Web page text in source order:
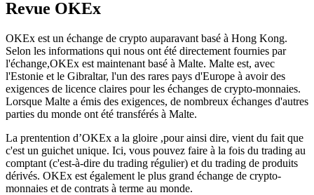
Revue OKEx
OKEx est un échange de crypto auparavant basé à Hong Kong.
Selon les informations qui nous ont été directement fournies par
l'échange,OKEx est maintenant basé à Malte. Malte est, avec
l'Estonie et le Gibraltar, l'un des rares pays d'Europe à avoir des
exigences de licence claires pour les échanges de crypto-monnaies.
Lorsque Malte a émis des exigences, de nombreux échanges d'autres
parties du monde ont été transférés à Malte.
La prentention d’OKEx a la gloire ,pour ainsi dire, vient du fait que
c'est un guichet unique. Ici, vous pouvez faire à la fois du trading au
comptant (c'est-à-dire du trading régulier) et du trading de produits
dérivés. OKEx est également le plus grand échange de crypto-
monnaies et de contrats à terme au monde.